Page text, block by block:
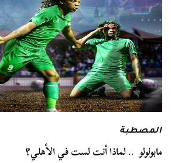
المصطبة
مابولولو .. لماذا أنت لست في الأهلي؟